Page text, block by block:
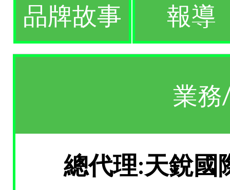
品牌故事 報導
業務
總代理:天銳國